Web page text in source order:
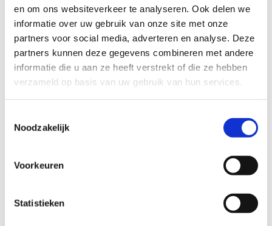
en om ons websiteverkeer te analyseren. Ook delen we
informatie over uw gebruik van onze site met onze
partners voor social media, adverteren en analyse. Deze
partners kunnen deze gegevens combineren met andere
informatie die u aan ze heeft verstrekt of die ze hebben
verzameld op basis van uw gebruik van hun services.
Noodzakelijk
Voorkeuren
Statistieken
Het bewegwijzerde traject van het multimovepad start in de
Boonstraat in Averbode. De starttotem nodigt meteen uit om
op ontdekking te gaan. Parkeren kan op parking 2 aan het
lokaal van Scouts Averbode en VBS De Vlindertuin
(Boonstraat z/n, 3271 Averbode), alternatief parking 1 aan Het
Moment (blauwe zone, Herseltsebaan 2, 3271 Averbode).